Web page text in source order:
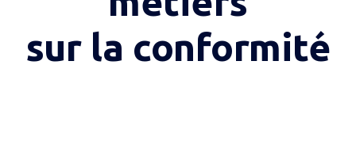
sur la conformité